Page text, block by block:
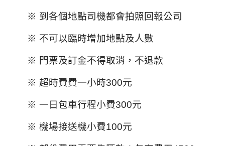
※ 到各個地點司機都會拍照回報公司
※ 不可以臨時增加地點及人數
※ 門票及訂金不得取消，不退款
※ 超時費費一小時300元
※ 一日包車行程小費300元
※ 機場接送機小費100元